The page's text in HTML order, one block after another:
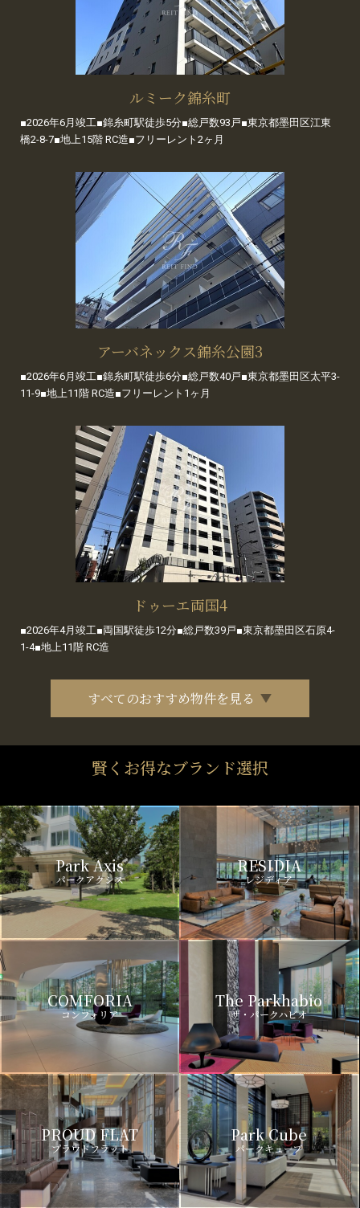
ルミーク錦糸町
■2026年6月竣工■錦糸町駅徒歩5分■総戸数93戸■東京都墨田区江東
橋2-8-7■地上15階 RC造■フリーレント2ヶ月
アーバネックス錦糸公園3
■2026年6月竣工■錦糸町駅徒歩6分■総戸数40戸■東京都墨田区太平3-
11-9■地上11階 RC造■フリーレント1ヶ月
ドゥーエ両国4
■2026年4月竣工■両国駅徒歩12分■総戸数39戸■東京都墨田区石原4-
1-4■地上11階 RC造
すべてのおすすめ物件を見る
賢くお得なブランド選択
Park Axis
パークアクシス
RESIDIA
レジディア
COMFORIA
コンフォリア
The Parkhabio
ザ・パークハビオ
PROUD FLAT
プラウドフラット
Park Cube
パークキューブ